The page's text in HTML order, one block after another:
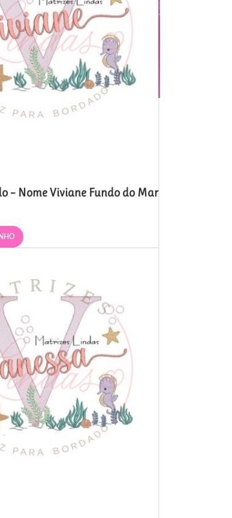
– Nome Viviane Fundo do Mar